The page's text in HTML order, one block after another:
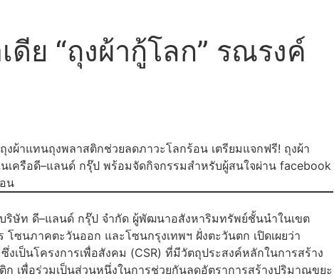
ย “ถุงผ้ากู้โลก” รณรงค์
ผ้าแทนถุงพลาสติกช่วยลดภาวะโลกร้อน เตรียมแจกฟรี! ถุงผ้า
เครือดี–แลนด์ กรุ๊ป พร้อมจัดกิจกรรมสำหรับผู้สนใจผ่าน facebook
น
ริษัท ดี–แลนด์ กรุ๊ป จำกัด ผู้พัฒนาอสังหาริมทรัพย์ชั้นนำในเขต
ซนภาคตะวันออก และโซนกรุงเทพฯ ฝั่งตะวันตก เปิดเผยว่า
งเป็นโครงการเพื่อสังคม (CSR) ที่มีวัตถุประสงค์หลักในการสร้าง
เพื่อร่วมเป็นส่วนหนึ่งในการช่วยกันลดอัตราการสร้างปริมาณขยะ